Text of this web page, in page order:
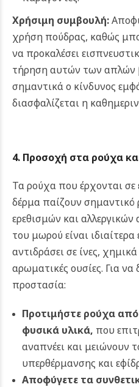
Χρήσιμη συμβουλή:
χρήση πούδρας, καθώς
να προκαλέσει
τήρηση αυτών των απλών
σημαντικά ο κίνδυνος
διασφαλίζεται η
4. Προσοχή στα ρούχα
Τα ρούχα που έρχονται
δέρμα παίζουν
ερεθισμών και
του μωρού είναι
αντιδράσει σε ίνες,
αρωματικές ουσίες. Για να
προστασία:
Προτιμήστε ρούχα
φυσικά υλικά, που
αναπνέει και μειώνουν
υπερθέρμανσης και
Αποφύγετε τα